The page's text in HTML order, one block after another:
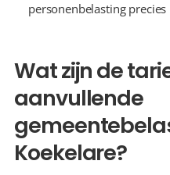
personenbelasting
Wat zijn de
aanvullende
Koekelare?